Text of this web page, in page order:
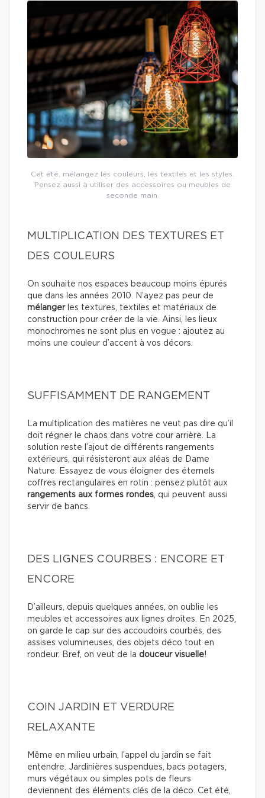
Cet été, mélangez les couleurs, les textiles et les styles.
Pensez aussi à utiliser des accessoires ou meubles de
seconde main.
MULTIPLICATION DES TEXTURES ET
DES COULEURS
On souhaite nos espaces beaucoup moins épurés
que dans les années 2010. N’ayez pas peur de
mélangerles textures, textiles et matériaux de
construction pour créer de la vie. Ainsi, les lieux
monochromes ne sont plus en vogue : ajoutez au
moins une couleur d’accent à vos décors.
SUFFISAMMENT DE RANGEMENT
La multiplication des matières ne veut pas dire qu’il
doit régner le chaos dans votre cour arrière. La
solution reste l’ajout de différents rangements
extérieurs, qui résisteront aux aléas de Dame
Nature. Essayez de vous éloigner des éternels
coffres rectangulaires en rotin : pensez plutôt aux
rangements aux formes rondes, qui peuvent aussi
servir de bancs.
DES LIGNES COURBES : ENCORE ET
ENCORE
D’ailleurs, depuis quelques années, on oublie les
meubles et accessoires aux lignes droites. En 2025,
on garde le cap sur des accoudoirs courbés, des
assises volumineuses, des objets déco tout en
rondeur. Bref, on veut de la douceur visuelle!
COIN JARDIN ET VERDURE
RELAXANTE
Même en milieu urbain, l’appel du jardin se fait
entendre. Jardinières suspendues, bacs potagers,
murs végétaux ou simples pots de fleurs
deviennent des éléments clés de la déco. Cet été,